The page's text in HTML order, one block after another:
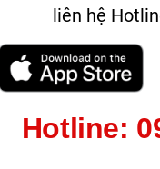
liên hệ
Hotline: